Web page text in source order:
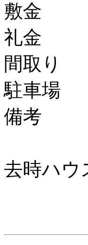
敷金
礼金
間取り
駐車場
備考
去時ハウ